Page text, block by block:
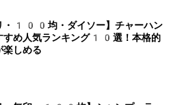
・100均・ダイソー】チャーハン
すめ人気ランキング10選！本格的
楽しめる